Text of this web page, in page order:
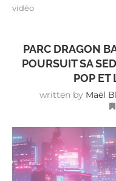
vidéo
PARC DRAGON
POURSUIT SA
POP ET
written by Maël